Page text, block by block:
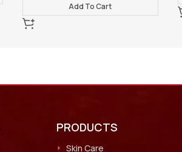
Add To Cart
PRODUCTS
Skin Care